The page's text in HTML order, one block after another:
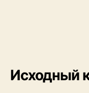
Исходный